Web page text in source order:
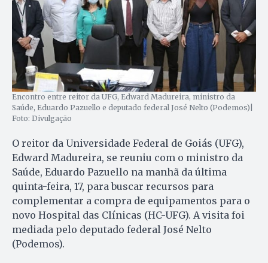
Encontro entre reitor da UFG, Edward Madureira, ministro da
Saúde, Eduardo Pazuello e deputado federal José Nelto (Podemos)|
Foto: Divulgação
O reitor da Universidade Federal de Goiás (UFG),
Edward Madureira, se reuniu com o ministro da
Saúde, Eduardo Pazuello na manhã da última
quinta-feira, 17, para buscar recursos para
complementar a compra de equipamentos para o
novo Hospital das Clínicas (HC-UFG). A visita foi
mediada pelo deputado federal José Nelto
(Podemos).